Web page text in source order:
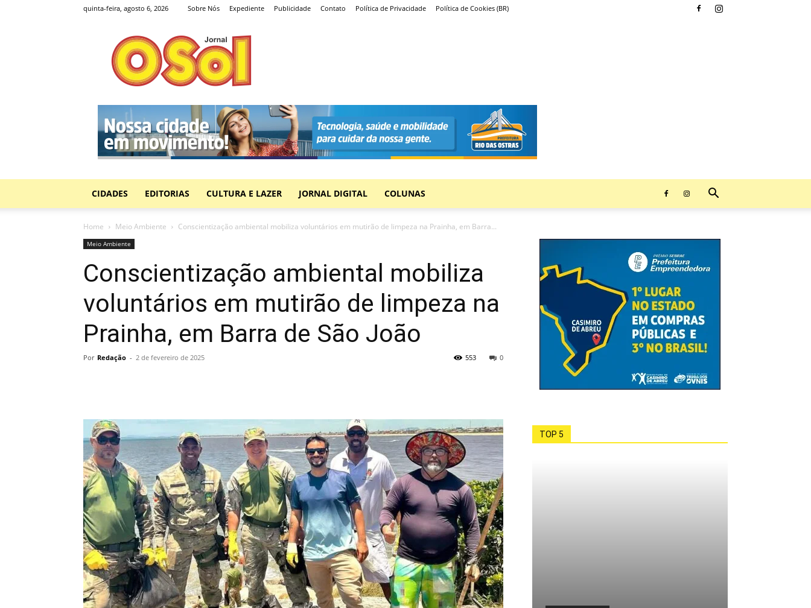
quinta-feira, agosto 6, 2026 Sobre Nós Expediente Publicidade Contato Política de Privacidade Política de Cookies (BR)
Jornal
O
Sol
CIDADES EDITORIAS CULTURA E LAZER JORNAL DIGITAL COLUNAS
Home Meio Ambiente Conscientização ambiental mobiliza voluntários em mutirão de limpeza na Prainha, em Barra...
Meio Ambiente
Conscientização ambiental mobiliza
voluntários em mutirão de limpeza na
Prainha, em Barra de São João
Por Redação - 2 de fevereiro de 2025 0
553
TOP 5